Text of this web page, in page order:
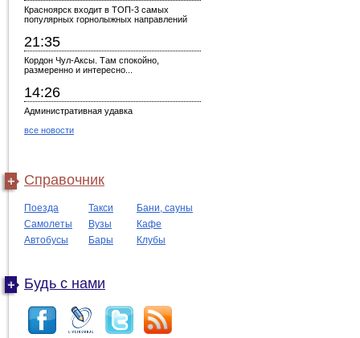
Красноярск входит в ТОП-3 самых
популярных горнолыжных направлений
21:35
Кордон Чул-Аксы. Там спокойно,
размеренно и интересно...
14:26
Административная удавка
все новости
Справочник
Поезда Такси
Бани, сауны
Самолеты
Вузы
Кафе
Автобусы
Бары Клубы
Будь с нами